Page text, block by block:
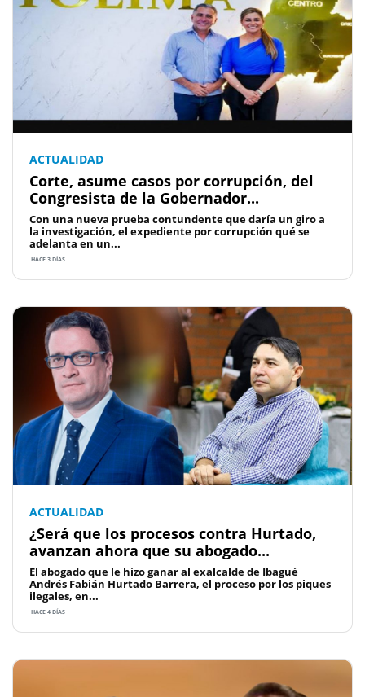
ACTUALIDAD
Corte, asume casos por corrupción, del
Congresista de la Gobernador...
Con una nueva prueba contundente que daría un giro a
la investigación, el expediente por corrupción qué se
adelanta en un...
HACE 3 DÍAS
ACTUALIDAD
¿Será que los procesos contra Hurtado,
avanzan ahora que su abogado...
El abogado que le hizo ganar al exalcalde de Ibagué
Andrés Fabián Hurtado Barrera, el proceso por los piques
ilegales, en...
HACE 4 DÍAS